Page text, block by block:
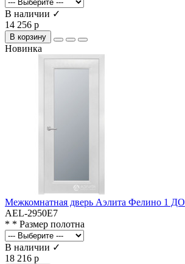
В наличии ✓
14 256 р
В корзину
Новинка
Межкомнатная дверь Аэлита Фелино 1 ДО
AEL-2950E7
* * Размер полотна
В наличии ✓
18 216 р